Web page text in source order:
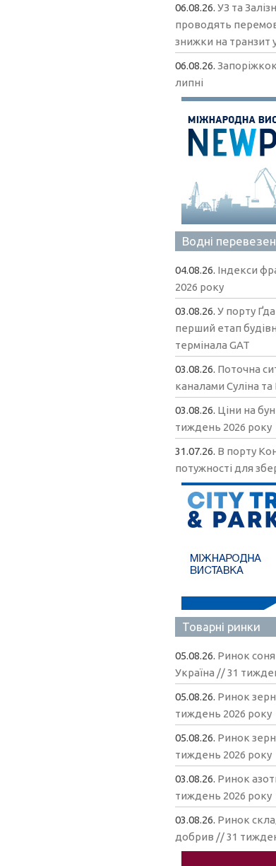
06.08.26.УЗ та
проводять
знижки на транзит
06.08.26.
липні
Водні
04.08.26. Індекси
2026 року
03.08.26.У порту
перший етап
термінала GAT
03.08.26. Поточна
каналами Суліна та
03.08.26. Ціни на
тиждень 2026 року
31.07.26. В порту
потужності для
Товарні ринки
05.08.26. Ринок
Україна // 31
05.08.26. Ринок
тиждень 2026 року
05.08.26. Ринок
тиждень 2026 року
03.08.26. Ринок
тиждень 2026 року
03.08.26. Ринок
добрив // 31